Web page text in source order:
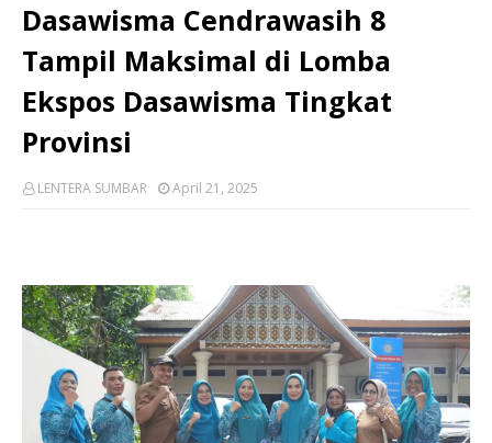
Dasawisma Cendrawasih 8
Tampil Maksimal di Lomba
Ekspos Dasawisma Tingkat
Provinsi
LENTERA SUMBAR April 21, 2025